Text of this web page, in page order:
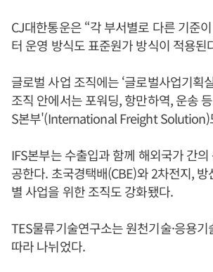
CJ대한통운은 “각 부서별로 다른 기준
터 운영 방식도 표준원가 방식이 적용된
글로벌 사업 조직에는 ‘글로벌사업기획
조직 안에서는 포워딩, 항만하역, 운송
S본부'(International Freight Solution)
IFS본부는 수출입과 함께 해외국가 간
공한다. 초국경택배(CBE)와 2차전지,
별 사업을 위한 조직도 강화됐다.
TES물류기술연구소는 원천기술·응용
따라 나뉘었다.